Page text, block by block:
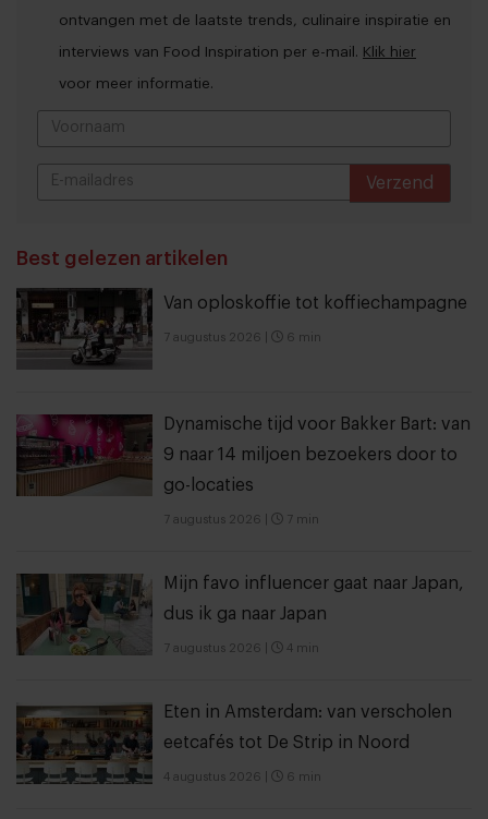
ontvangen met de laatste trends, culinaire inspiratie en
interviews van Food Inspiration per e-mail. Klik hier
voor meer informatie.
Verzend
Best gelezen artikelen
Van oploskoffie tot koffiechampagne
7 augustus 2026 6 min
Dynamische tijd voor Bakker Bart: van
9 naar 14 miljoen bezoekers door to
go-locaties
7 augustus 2026 7 min
Mijn favo influencer gaat naar Japan,
dus ik ga naar Japan
7 augustus 2026 4 min
Eten in Amsterdam: van verscholen
eetcafés tot De Strip in Noord
4 augustus 2026 6 min